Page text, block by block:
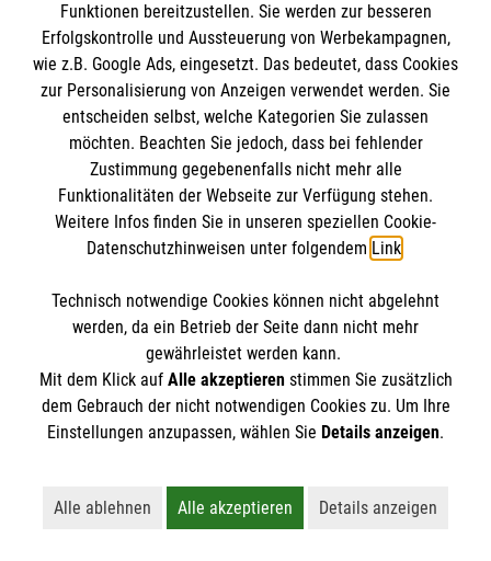
Rund um das Thema Erste Hilfe kursieren viele
Mythen. Was stimmt? Was ist überholt? Wir
klären auf.
Darauf müssen Sie achten, wenn ein älterer
Funktionen bereitzustellen. Sie werden zur besseren
Erfolgskontrolle und Aussteuerung von Werbekampagnen,
wie z.B. Google Ads, eingesetzt. Das bedeutet, dass Cookies
zur Personalisierung von Anzeigen verwendet werden. Sie
entscheiden selbst, welche Kategorien Sie zulassen
möchten. Beachten Sie jedoch, dass bei fehlender
Zustimmung gegebenenfalls nicht mehr alle
Funktionalitäten der Webseite zur Verfügung stehen.
Weitere Infos finden Sie in unseren speziellen Cookie-
Datenschutzhinweisen unter folgendem Link.
Technisch notwendige Cookies können nicht abgelehnt
werden, da ein Betrieb der Seite dann nicht mehr
gewährleistet werden kann.
Mit dem Klick auf Alle akzeptierenstimmen Sie zusätzlich
dem Gebrauch der nicht notwendigen Cookies zu. Um Ihre
Einstellungen anzupassen, wählen Sie Details anzeigen.
Alle ablehnen
Lehnt alle nicht-essentiellen Cookies ab
Alle akzeptieren
Akzeptiert alle Cookies
Details anzeigen